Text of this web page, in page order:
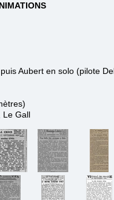
Aubert en solo (pilote
Le Gall